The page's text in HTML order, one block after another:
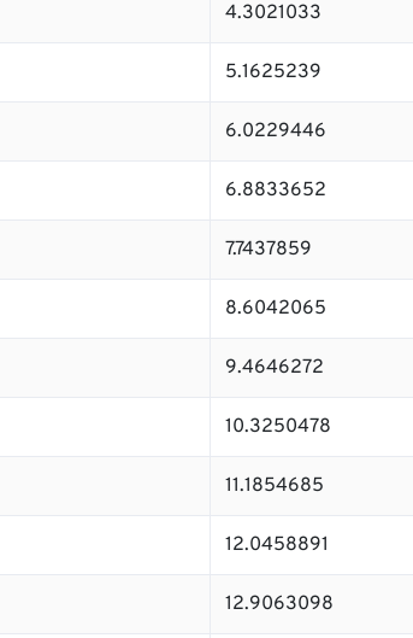
4.3021033
5.1625239
6.0229446
6.8833652
7.7437859
8.6042065
9.4646272
10.3250478
11.1854685
12.0458891
12.9063098